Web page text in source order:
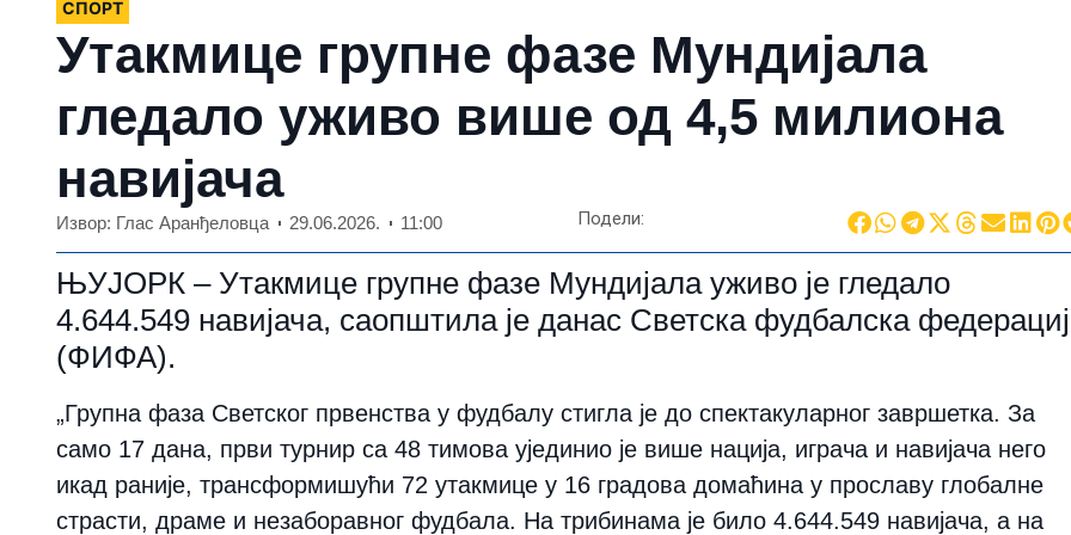
СПОРТ
Утакмице групне фазе Мундијала
гледало уживо више од 4,5 милиона
навијача
Извор: Глас Аранђеловца 29.06.2026. 11:00 Подели:
ЊУЈОРК – Утакмице групне фазе Мундијала уживо је гледало
4.644.549 навијача, саопштила је данас Светска фудбалска
(ФИФА).
„Групна фаза Светског првенства у фудбалу стигла је до спектакуларног завршетка. За
само 17 дана, први турнир са 48 тимова ујединио је више нација, играча и навијача него
икад раније, трансформишући 72 утакмице у 16 ​​градова домаћина у прославу глобалне
страсти, драме и незаборавног фудбала. На трибинама је било 4.644.549 навијача, а на